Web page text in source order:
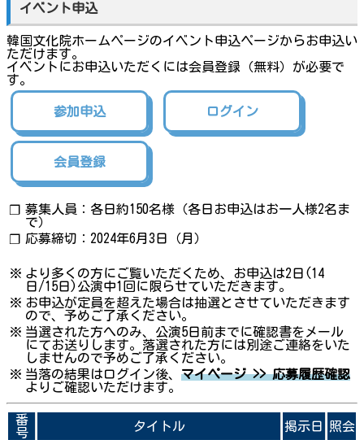
イベント申込
韓国文化院ホームページのイベント申込ページからお申込い
ただけます。
イベントにお申込いただくには会員登録（無料）が必要で
す。
参加申込 ログイン
会員登録
❐ 募集人員：各日約150名様（各日お申込はお一人様2名ま
で）
❐ 応募締切：2024年6月3日（月）
※ より多くの方にご覧いただくため、お申込は2日(14
日/15日)公演中1回に限らせていただきます。
※ お申込が定員を超えた場合は抽選とさせていただきます
ので、予めご了承ください。
※ 当選された方へのみ、公演5日前までに確認書をメール
にてお送りします。落選された方には別途ご連絡をいた
しませんので予めご了承ください。
※ 当落の結果はログイン後、 マイページ >> 応募履歴確認
よりご確認いただけます。
番
号
タイトル 掲示日 照会